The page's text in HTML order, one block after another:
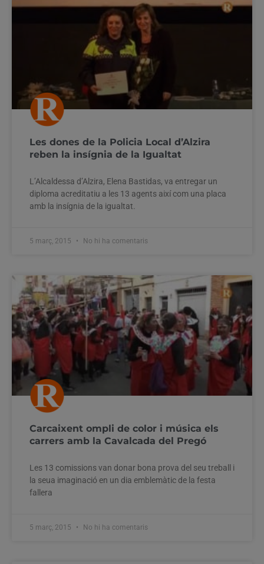
Les dones de la Policia Local d’Alzira
reben la insígnia de la Igualtat
L’Alcaldessa d’Alzira, Elena Bastidas, va entregar un
diploma acreditatiu a les 13 agents així com una placa
amb la insígnia de la igualtat.
5 març, 2015 No hi ha comentaris
Carcaixent ompli de color i música els
carrers amb la Cavalcada del Pregó
Les 13 comissions van donar bona prova del seu treball i
la seua imaginació en un dia emblemàtic de la festa
fallera
5 març, 2015 No hi ha comentaris